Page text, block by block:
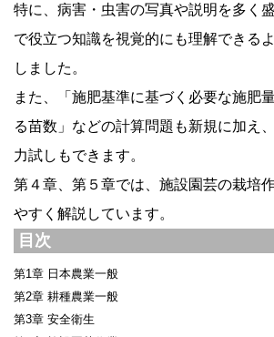
特に、病害・虫害の写真や説明を多く
で役立つ知識を視覚的にも理解できる
しました。
また、「施肥基準に基づく必要な施肥
る苗数」などの計算問題も新規に加え
力試しもできます。
第４章、第５章では、施設園芸の栽培
やすく解説しています。
目次
第1章 日本農業一般
第2章 耕種農業一般
第3章 安全衛生